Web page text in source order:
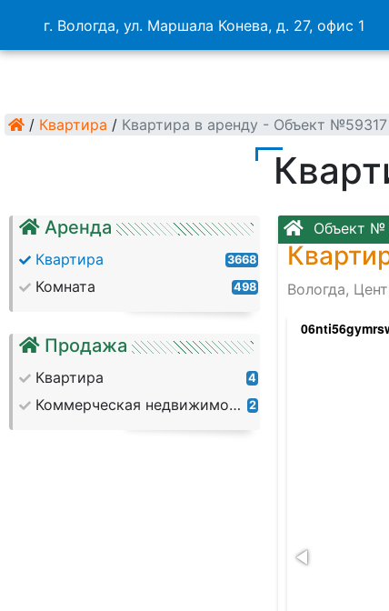
г. Вологда, ул. Маршала Конева, д. 27, офис 1
/ Квартира / Квартира в аренду - Объект №59317
Аренда
Квартира 3668
Комната 498
Продажа
Квартира 4
Коммерческая недвижимость 2
Объект №
Вологда,